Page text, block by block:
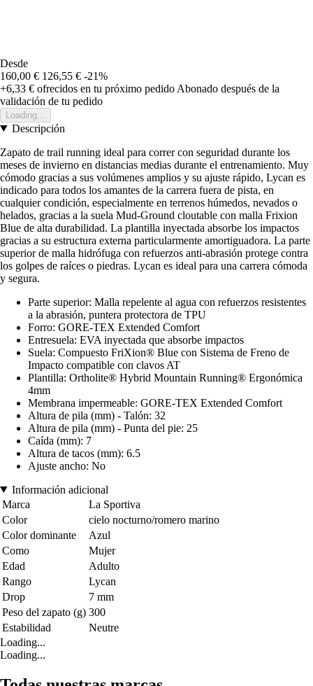
Desde
160,00 € 126,55 € -21%
+6,33 € ofrecidos en tu próximo pedido Abonado después de la
validación de tu pedido
Loading...
Descripción
Zapato de trail running ideal para correr con seguridad durante los
meses de invierno en distancias medias durante el entrenamiento. Muy
cómodo gracias a sus volúmenes amplios y su ajuste rápido, Lycan es
indicado para todos los amantes de la carrera fuera de pista, en
cualquier condición, especialmente en terrenos húmedos, nevados o
helados, gracias a la suela Mud-Ground cloutable con malla Frixion
Blue de alta durabilidad. La plantilla inyectada absorbe los impactos
gracias a su estructura externa particularmente amortiguadora. La parte
superior de malla hidrófuga con refuerzos anti-abrasión protege contra
los golpes de raíces o piedras. Lycan es ideal para una carrera cómoda
y segura.
Parte superior: Malla repelente al agua con refuerzos resistentes
a la abrasión, puntera protectora de TPU
Forro: GORE-TEX Extended Comfort
Entresuela: EVA inyectada que absorbe impactos
Suela: Compuesto FriXion® Blue con Sistema de Freno de
Impacto compatible con clavos AT
Plantilla: Ortholite® Hybrid Mountain Running® Ergonómica
4mm
Membrana impermeable: GORE-TEX Extended Comfort
Altura de pila (mm) - Talón: 32
Altura de pila (mm) - Punta del pie: 25
Caída (mm): 7
Altura de tacos (mm): 6.5
Ajuste ancho: No
Información adicional
Marca
La Sportiva
Color
cielo nocturno/romero marino
Color dominante
Azul
Como
Mujer
Edad
Adulto
Rango
Lycan
Drop
7 mm
Peso del zapato (g) 300
Estabilidad
Neutre
Loading...
Loading...